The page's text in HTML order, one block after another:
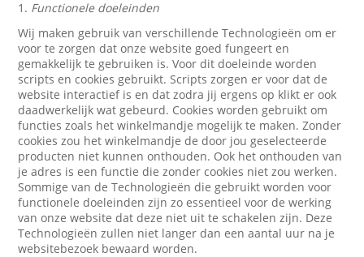
1. Functionele doeleinden
Wij maken gebruik van verschillende Technologieën om er
voor te zorgen dat onze website goed fungeert en
gemakkelijk te gebruiken is. Voor dit doeleinde worden
scripts en cookies gebruikt. Scripts zorgen er voor dat de
website interactief is en dat zodra jij ergens op klikt er ook
daadwerkelijk wat gebeurd. Cookies worden gebruikt om
functies zoals het winkelmandje mogelijk te maken. Zonder
cookies zou het winkelmandje de door jou geselecteerde
producten niet kunnen onthouden. Ook het onthouden van
je adres is een functie die zonder cookies niet zou werken.
Sommige van de Technologieën die gebruikt worden voor
functionele doeleinden zijn zo essentieel voor de werking
van onze website dat deze niet uit te schakelen zijn. Deze
Technologieën zullen niet langer dan een aantal uur na je
websitebezoek bewaard worden.